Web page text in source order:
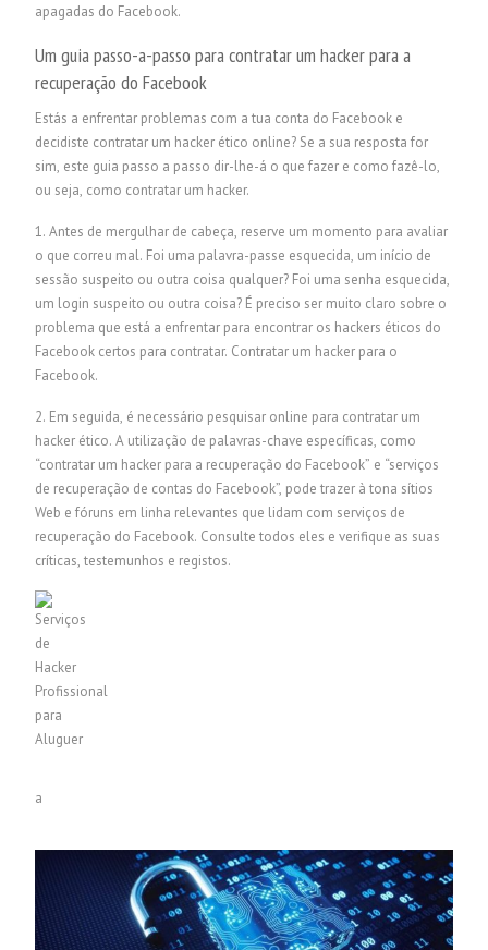
apagadas do Facebook.
Um guia passo-a-passo para contratar um hacker para a
recuperação do Facebook
Estás a enfrentar problemas com a tua conta do Facebook e
decidiste contratar um hacker ético online? Se a sua resposta for
sim, este guia passo a passo dir-lhe-á o que fazer e como fazê-lo,
ou seja, como contratar um hacker.
1. Antes de mergulhar de cabeça, reserve um momento para avaliar
o que correu mal. Foi uma palavra-passe esquecida, um início de
sessão suspeito ou outra coisa qualquer? Foi uma senha esquecida,
um login suspeito ou outra coisa? É preciso ser muito claro sobre o
problema que está a enfrentar para encontrar os hackers éticos do
Facebook certos para contratar. Contratar um hacker para o
Facebook.
2. Em seguida, é necessário pesquisar online para contratar um
hacker ético. A utilização de palavras-chave específicas, como
“contratar um hacker para a recuperação do Facebook” e “serviços
de recuperação de contas do Facebook”, pode trazer à tona sítios
Web e fóruns em linha relevantes que lidam com serviços de
recuperação do Facebook. Consulte todos eles e verifique as suas
críticas, testemunhos e registos.
a